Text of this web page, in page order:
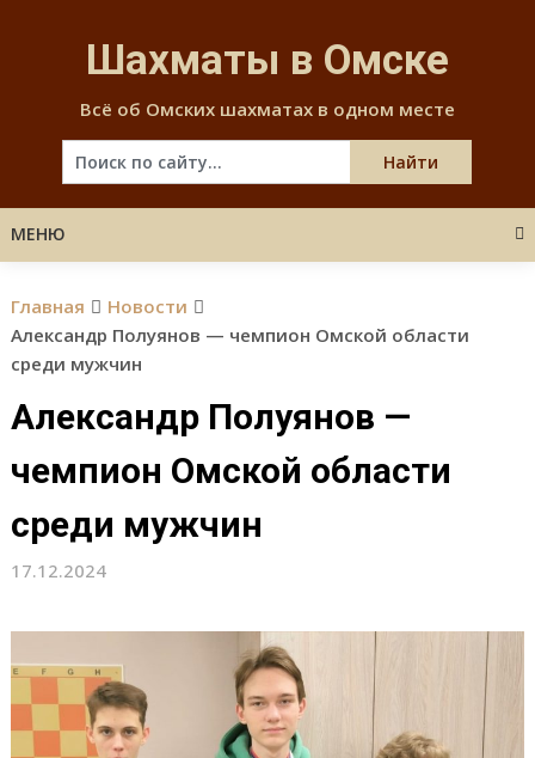
content
Шахматы в Омске
Всё об Омских шахматах в одном месте
МЕНЮ
Главная
Новости
Александр Полуянов — чемпион Омской области
среди мужчин
Александр Полуянов —
чемпион Омской области
среди мужчин
17.12.2024